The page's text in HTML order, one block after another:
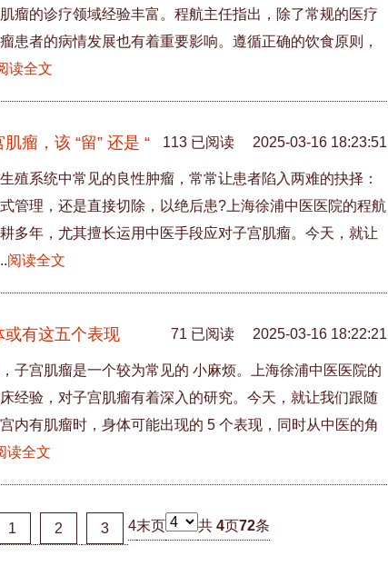
瘤的诊疗领域经验丰富。程航主任指出，除了常规的医疗
患者的病情发展也有着重要影响。遵循正确的饮食原则，
读全文
瘤，该 “留” 还是 “ 113 已阅读 2025-03-16 18:23:51
殖系统中常见的良性肿瘤，常常让患者陷入两难的抉择：
管理，还是直接切除，以绝后患?上海徐浦中医医院的程航
多年，尤其擅长运用中医手段应对子宫肌瘤。今天，就让
阅读全文
有这五个表现 71 已阅读 2025-03-16 18:22:21
子宫肌瘤是一个较为常见的 小麻烦。上海徐浦中医医院的
经验，对子宫肌瘤有着深入的研究。今天，就让我们跟随
内有肌瘤时，身体可能出现的 5 个表现，同时从中医的角
读全文
1 2 3 4末页 共 4页72条